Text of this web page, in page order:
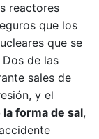
reactores
que los
que se
de las
sales de
y el
forma de sal,